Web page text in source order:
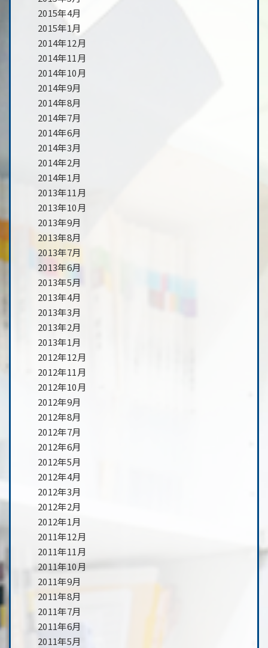
2015年4月
2015年1月
2014年12月
2014年11月
2014年10月
2014年9月
2014年8月
2014年7月
2014年6月
2014年3月
2014年2月
2014年1月
2013年11月
2013年10月
2013年9月
2013年8月
2013年7月
2013年6月
2013年5月
2013年4月
2013年3月
2013年2月
2013年1月
2012年12月
2012年11月
2012年10月
2012年9月
2012年8月
2012年7月
2012年6月
2012年5月
2012年4月
2012年3月
2012年2月
2012年1月
2011年12月
2011年11月
2011年10月
2011年9月
2011年8月
2011年7月
2011年6月
2011年5月